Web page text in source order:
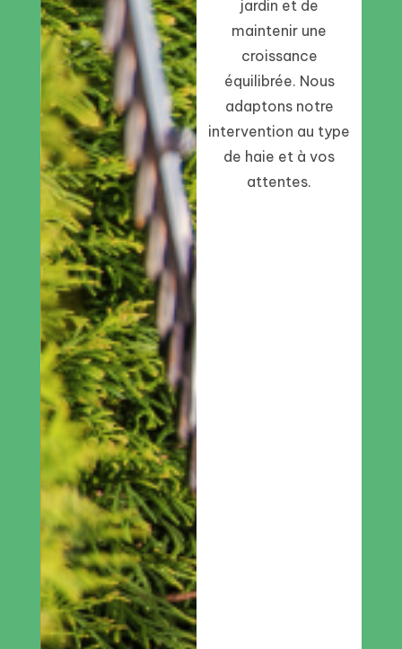
jardin et de
maintenir une
croissance
équilibrée. Nous
adaptons notre
intervention au type
de haie et à vos
attentes.